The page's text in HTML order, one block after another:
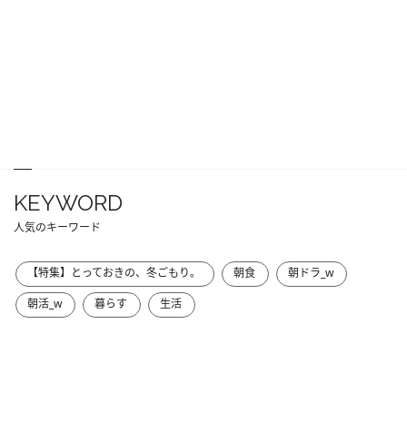
KEYWORD
人気のキーワード
【特集】とっておきの、冬ごもり。 朝食
朝ドラ_w
朝活_w
暮らす 生活